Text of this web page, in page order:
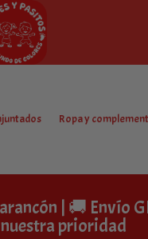
Ropa y
| 🚚 Envío
prioridad